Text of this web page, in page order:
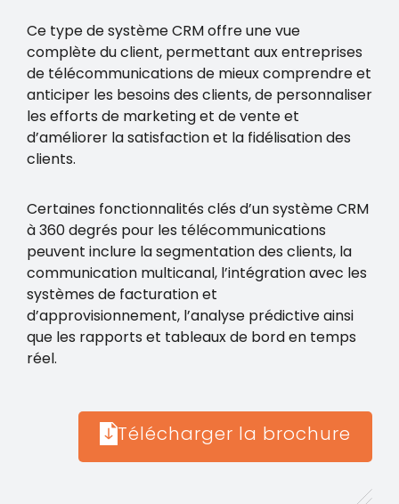
Ce type de système CRM offre une vue
complète du client, permettant aux entreprises
de télécommunications de mieux comprendre et
anticiper les besoins des clients, de personnaliser
les efforts de marketing et de vente et
d’améliorer la satisfaction et la fidélisation des
clients.
Certaines fonctionnalités clés d’un système CRM
à 360 degrés pour les télécommunications
peuvent inclure la segmentation des clients, la
communication multicanal, l’intégration avec les
systèmes de facturation et
d’approvisionnement, l’analyse prédictive ainsi
que les rapports et tableaux de bord en temps
réel.
Télécharger la brochure